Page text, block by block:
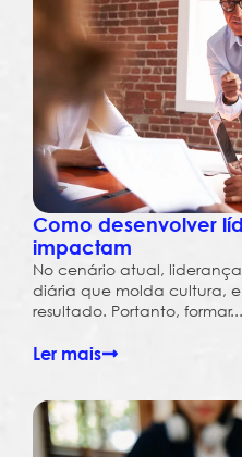
Como desenvolver
impactam
No cenário atual,
diária que molda cultura,
resultado. Portanto, formar...
Ler mais